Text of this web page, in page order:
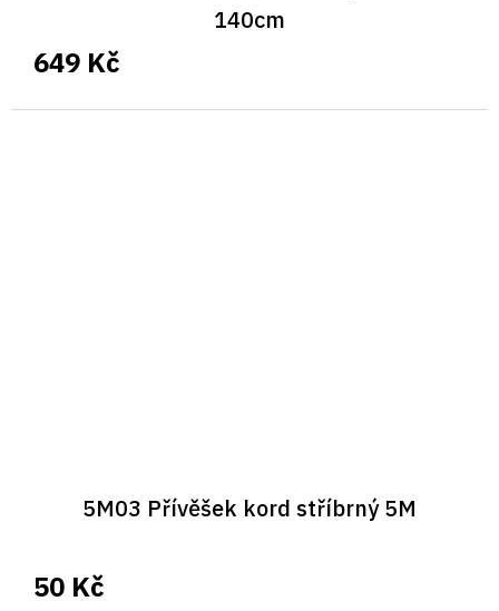
140cm
649 Kč
5M03 Přívěšek kord stříbrný 5M
50 Kč